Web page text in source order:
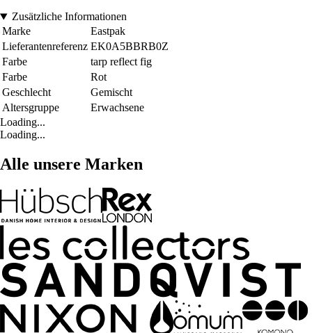
Zusätzliche Informationen
Marke
Eastpak
Lieferantenreferenz EK0A5BBRB0Z
Farbe
tarp reflect fig
Farbe
Rot
Geschlecht
Gemischt
Altersgruppe
Erwachsene
Loading...
Loading...
Alle unsere Marken